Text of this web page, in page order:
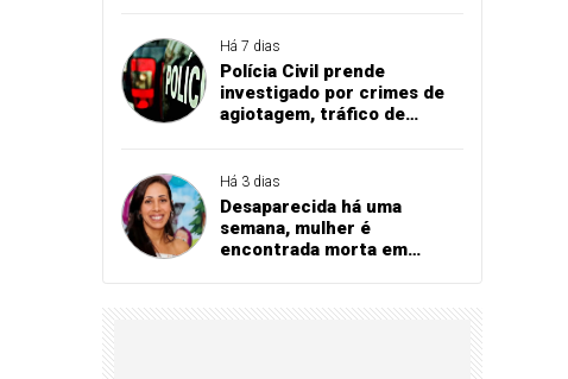
Há 7 dias
Polícia Civil prende
investigado por crimes de
agiotagem, tráfico de
Há 3 dias
Desaparecida há uma
semana, mulher é
encontrada morta em